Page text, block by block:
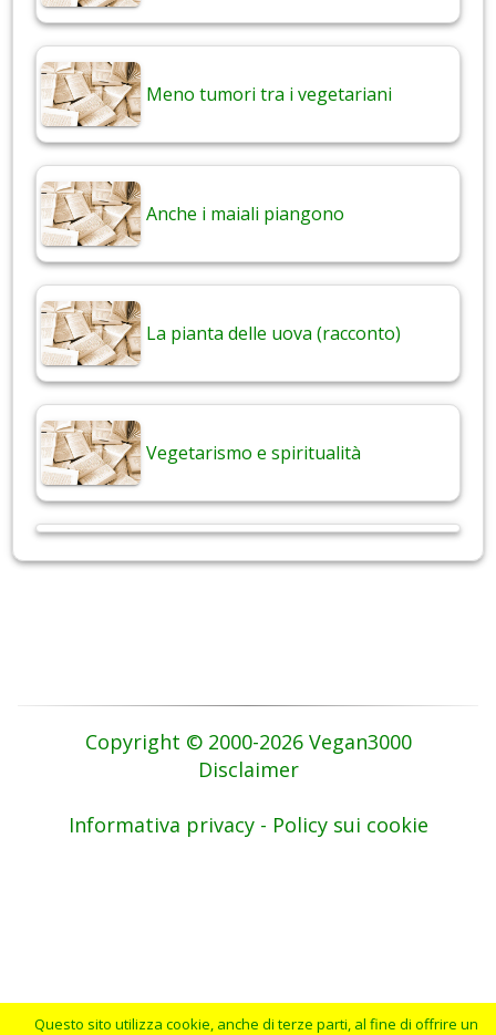
Meno tumori tra i vegetariani
Anche i maiali piangono
La pianta delle uova (racconto)
Vegetarismo e spiritualità
Copyright © 2000-2026 Vegan3000
Disclaimer
Informativa privacy - Policy sui cookie
Questo sito utilizza cookie, anche di terze parti, al fine di offrire un